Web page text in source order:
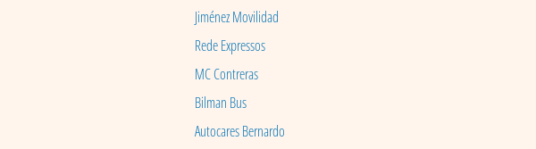
Jiménez Movilidad
Rede Expressos
MC Contreras
Bilman Bus
Autocares Bernardo